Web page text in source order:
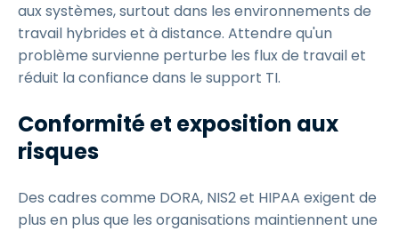
aux systèmes, surtout dans les environnements de
travail hybrides et à distance. Attendre qu'un
problème survienne perturbe les flux de travail et
réduit la confiance dans le support TI.
Conformité et exposition aux
risques
Des cadres comme DORA, NIS2 et HIPAA exigent de
plus en plus que les organisations maintiennent une